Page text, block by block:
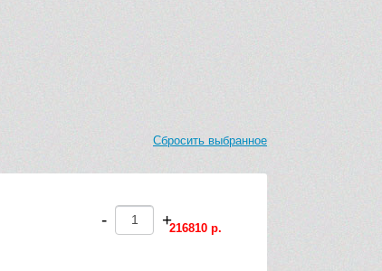
Сбросить выбранное
- +216810 р.